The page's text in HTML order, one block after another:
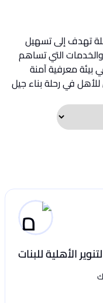
تهدف إلى تسهيل
التي تساهم
بيئة معرفية آمنة
في رحلة بناء جيل
الأهلية للبنات